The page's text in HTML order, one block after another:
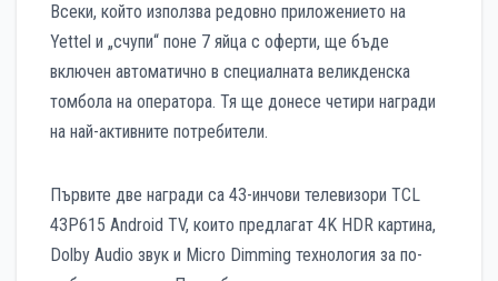
Всеки, който използва редовно приложението на
Yettel и „счупи“ поне 7 яйца с оферти, ще бъде
включен автоматично в специалната великденска
томбола на оператора. Тя ще донесе четири награди
на най-активните потребители.
Първите две награди са 43-инчови телевизори TCL
43P615 Android TV, които предлагат 4K HDR картина,
Dolby Audio звук и Micro Dimming технология за по-